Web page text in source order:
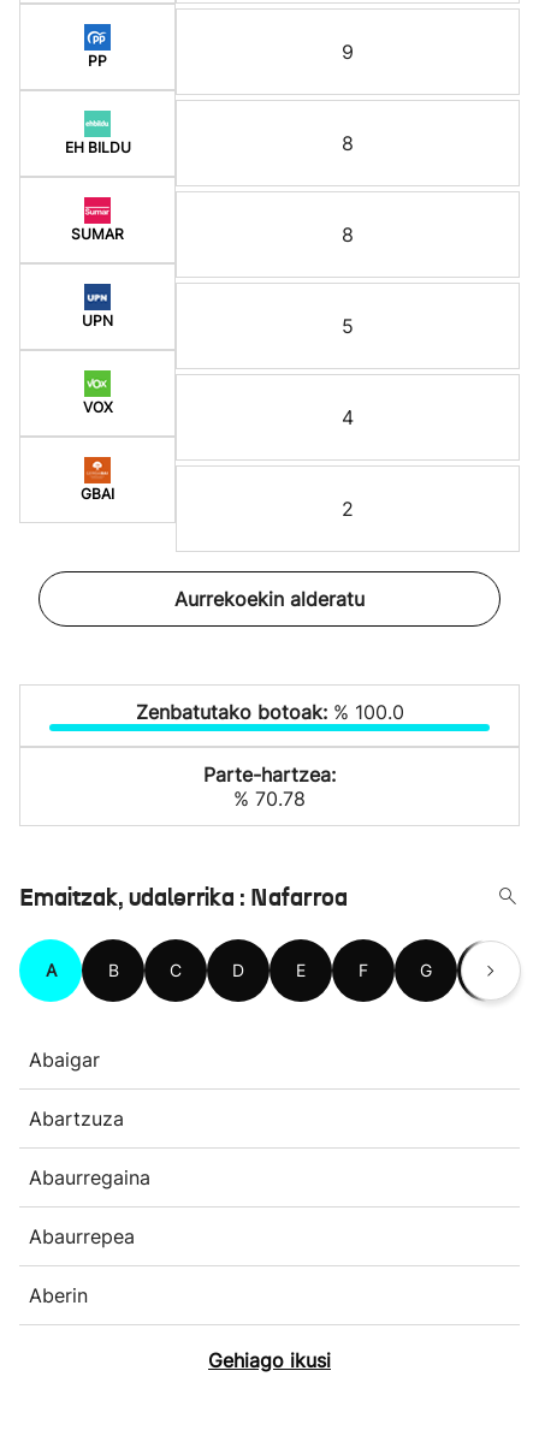
PP
EH BILDU
SUMAR
UPN
VOX
GBAI
9
8
8
5
4
2
Aurrekoekin alderatu
Zenbatutako botoak: % 100.0
Parte-hartzea:
% 70.78
Emaitzak, udalerrika : Nafarroa
A B C D E F G H
Abaigar
Abartzuza
Abaurregaina
Abaurrepea
Aberin
Gehiago ikusi